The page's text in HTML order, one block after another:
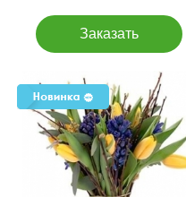
Тюльпаны, гиацинты,
декоративные веточки
вербы.